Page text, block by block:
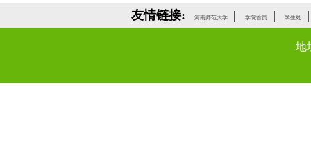
友情链接: 河南师范大学 | 学院首页 | 学生处 |
地